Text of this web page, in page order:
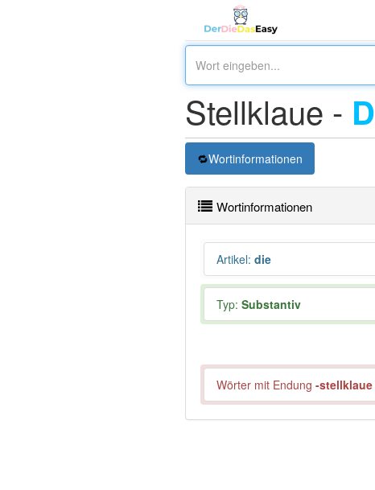
Stellklaue - D
Wortinformationen
Wortinformationen
Artikel: die
Typ: Substantiv
Wörter mit Endung -stellklaue